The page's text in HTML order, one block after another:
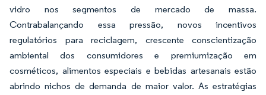
vidro nos segmentos de mercado de massa.
Contrabalançando essa pressão, novos incentivos
regulatórios para reciclagem, crescente conscientização
ambiental dos consumidores e premiumização em
cosméticos, alimentos especiais e bebidas artesanais estão
abrindo nichos de demanda de maior valor. As estratégias